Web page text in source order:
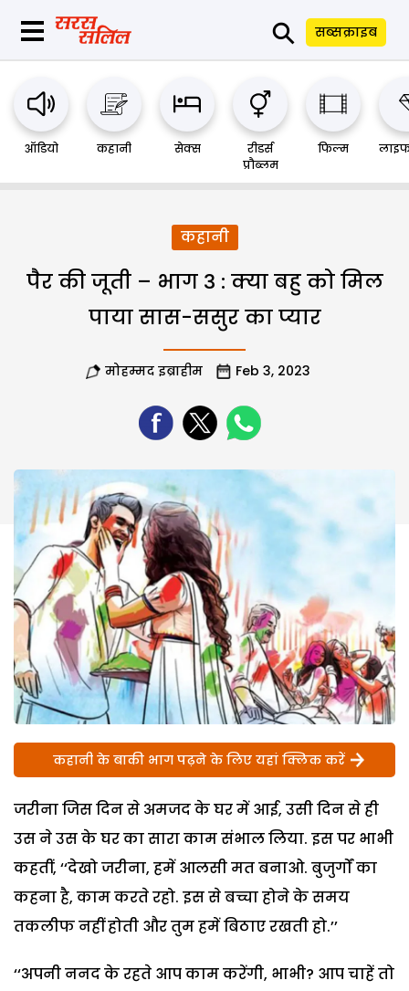
⚲ सब्सक्राइब
ऑडियो कहानी सेक्स
रीडर्स
प्रौब्लम
फिल्म
कहानी
पैर की जूती – भाग 3 : क्या बहु को मिल
पाया सास-ससुर का प्यार
मोहम्मद इब्राहीम Feb 3, 2023
कहानी के बाकी भाग पढ़ने के लिए यहां क्लिक करें
जरीना जिस दिन से अमजद के घर में आई, उसी दिन से ही
उस ने उस के घर का सारा काम संभाल लिया. इस पर भाभी
कहतीं, ‘‘देखो जरीना, हमें आलसी मत बनाओ. बुजुर्गों का
कहना है, काम करते रहो. इस से बच्चा होने के समय
तकलीफ नहीं होती और तुम हमें बिठाए रखती हो.’’
‘‘अपनी ननद के रहते आप काम करेंगी, भाभी? आप चाहें तो